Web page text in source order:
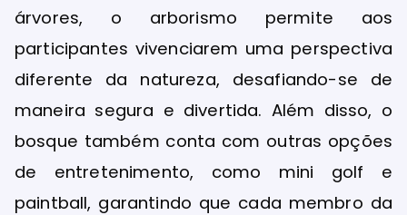
árvores, o arborismo permite aos
participantes vivenciarem uma perspectiva
diferente da natureza, desafiando-se de
maneira segura e divertida. Além disso, o
bosque também conta com outras opções
de entretenimento, como mini golf e
paintball, garantindo que cada membro da